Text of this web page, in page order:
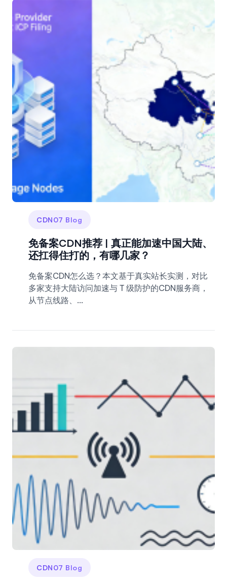
CDN07 Blog
免备案CDN推荐 | 真正能加速中国大陆、
还扛得住打的，有哪几家？
免备案CDN怎么选？本文基于真实站长实测，对比
多家支持大陆访问加速与 T 级防护的CDN服务商，
从节点线路、...
CDN07 Blog